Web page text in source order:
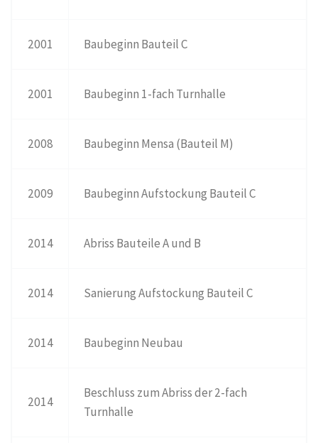
2001 Baubeginn Bauteil C
2001 Baubeginn 1-fach Turnhalle
2008 Baubeginn Mensa (Bauteil M)
2009 Baubeginn Aufstockung Bauteil C
2014 Abriss Bauteile A und B
2014 Sanierung Aufstockung Bauteil C
2014 Baubeginn Neubau
2014
Beschluss zum Abriss der 2-fach
Turnhalle